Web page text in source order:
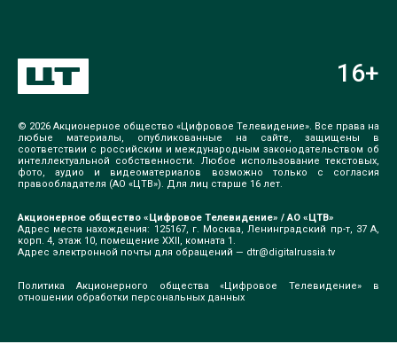
© 2026 Акционерное общество «Цифровое Телевидение». Все права на
любые материалы, опубликованные на сайте, защищены в
соответствии с российским и международным законодательством об
интеллектуальной собственности. Любое использование текстовых,
фото, аудио и видеоматериалов возможно только с согласия
правообладателя (АО «ЦТВ»). Для лиц старше 16 лет.
Акционерное общество «Цифровое Телевидение» / АО «ЦТВ»
Адрес места нахождения: 125167, г. Москва, Ленинградский пр-т, 37 А,
корп. 4, этаж 10, помещение XXII, комната 1.
Адрес электронной почты для обращений — dtr@digitalrussia.tv
Политика Акционерного общества «Цифровое Телевидение» в
отношении обработки персональных данных
16+